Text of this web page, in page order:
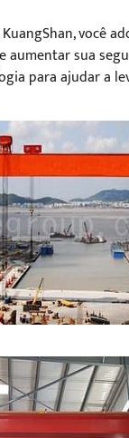
você
aumentar sua
para ajudar a